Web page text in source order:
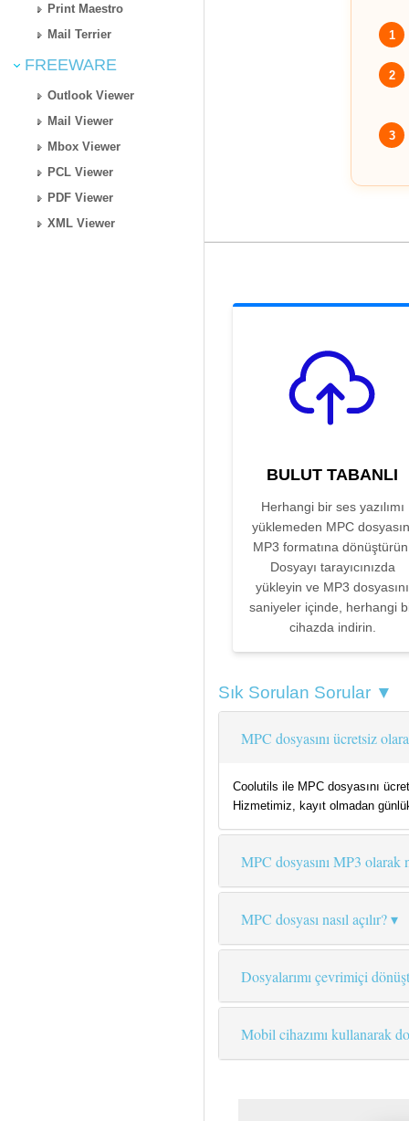
Print Maestro
Mail Terrier
FREEWARE
Outlook Viewer
Mail Viewer
Mbox Viewer
PCL Viewer
PDF Viewer
XML Viewer
1
2
3
BULUT TABANLI
Herhangi bir ses yazılımı
yüklemeden MPC
MP3 formatına
Dosyayı tarayıcınızda
yükleyin ve MP3 dosyasını
saniyeler içinde, herhangi
cihazda indirin.
Sık Sorulan Sorular ▼
MPC dosyasını ücretsiz
Coolutils ile MPC dosyasını
Hizmetimiz, kayıt olmadan
MPC dosyasını MP3 olarak
MPC dosyası nasıl açılır?
Dosyalarımı çevrimiçi
Mobil cihazımı kullanarak